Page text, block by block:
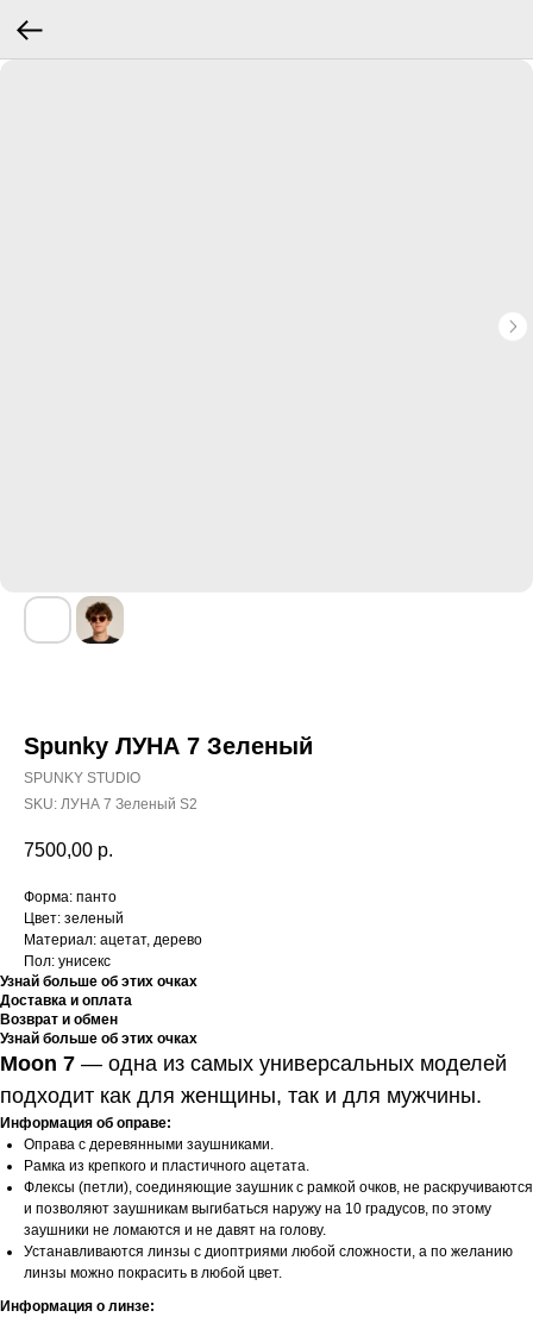
Spunky ЛУНА 7 Зеленый
SPUNKY STUDIO
SKU: ЛУНА 7 Зеленый S2
7500,00 р.
Форма: панто
Цвет: зеленый
Материал: ацетат, дерево
Пол: унисекс
Узнай больше об этих очках
Доставка и оплата
Возврат и обмен
Узнай больше об этих очках
Moon 7 — одна из самых универсальных моделей
подходит как для женщины, так и для мужчины.
Информация об оправе:
Оправа с деревянными заушниками.
Рамка из крепкого и пластичного ацетата.
Флексы (петли), соединяющие заушник с рамкой очков, не раскручиваются
и позволяют заушникам выгибаться наружу на 10 градусов, по этому
заушники не ломаются и не давят на голову.
Устанавливаются линзы с диоптриями любой сложности, а по желанию
линзы можно покрасить в любой цвет.
Информация о линзе: